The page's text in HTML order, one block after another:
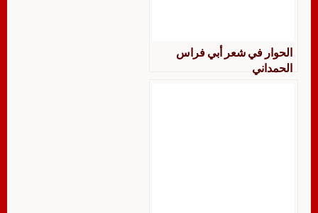
الحوار في شعر أبي فراس
الحمداني